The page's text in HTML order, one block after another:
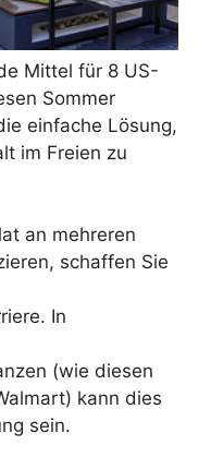
Mittel für 8 US-
Sommer
einfache Lösung,
im Freien zu
an mehreren
schaffen Sie
In
(wie diesen
kann dies
sein.